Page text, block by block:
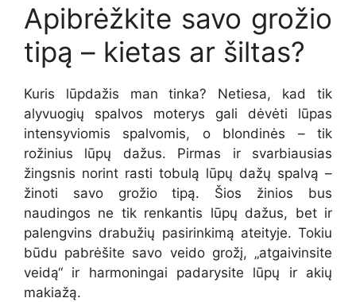
Apibrėžkite savo grožio
tipą – kietas ar šiltas?
Kuris lūpdažis man tinka? Netiesa, kad tik
alyvuogių spalvos moterys gali dėvėti lūpas
intensyviomis spalvomis, o blondinės – tik
rožinius lūpų dažus. Pirmas ir svarbiausias
žingsnis norint rasti tobulą lūpų dažų spalvą –
žinoti savo grožio tipą. Šios žinios bus
naudingos ne tik renkantis lūpų dažus, bet ir
palengvins drabužių pasirinkimą ateityje. Tokiu
būdu pabrėšite savo veido grožį, „atgaivinsite
veidą“ ir harmoningai padarysite lūpų ir akių
makiažą.